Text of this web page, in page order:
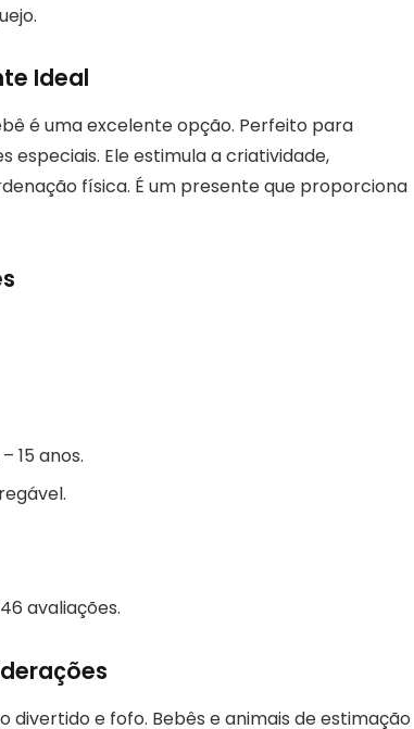
Ideal
é uma excelente opção. Perfeito para
especiais. Ele estimula a criatividade,
física. É um presente que proporciona
15 anos.
avaliações.
divertido e fofo. Bebês e animais de estimação